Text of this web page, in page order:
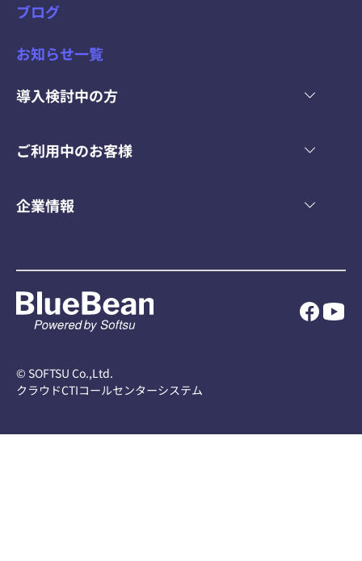
ブログ
お知らせ一覧
導入検討中の方
ご利用中のお客様
企業情報
© SOFTSU Co.,Ltd.
クラウドCTIコールセンターシステム